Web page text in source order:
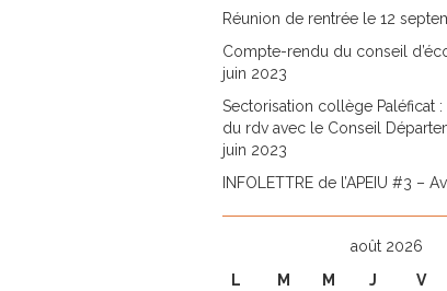
Réunion de rentrée le 12
Compte-rendu du conseil
juin 2023
Sectorisation collège Paléficat
du rdv avec le Conseil
juin 2023
INFOLETTRE de l’APEIU #3 –
août 2026
L
M M J V